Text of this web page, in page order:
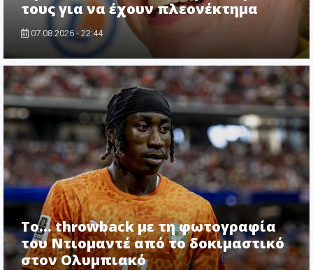
τους για να έχουν πλεονέκτημα
07.08.2026 - 22:44
Το... throwback με τη φωτογραφία
του Ντιομαντέ από το δοκιμαστικό
στον Ολυμπιακό